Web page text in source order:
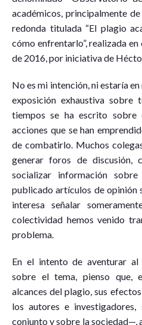
académicos, principalmente
redonda titulada “El plagio
cómo enfrentarlo”, realizada
de 2016, por iniciativa de
No es mi intención, ni estaría
exposición exhaustiva
tiempos se ha escrito sobre
acciones que se han
de combatirlo. Muchos
generar foros de discusión,
socializar información
publicado artículos de opinión
interesa señalar
colectividad hemos venido
problema.
En el intento de aventurar al
sobre el tema, pienso que,
alcances del plagio, sus
los autores e
conjunto y sobre la sociedad—,